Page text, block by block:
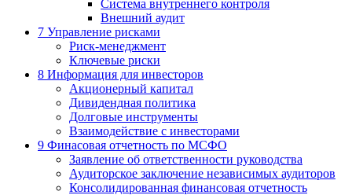
Система внутреннего контроля
Внешний аудит
7 Управление рисками
Риск-менеджмент
Ключевые риски
8 Информация для инвесторов
Акционерный капитал
Дивидендная политика
Долговые инструменты
Взаимодействие с инвеcторами
9 Финасовая отчетность по МСФО
Заявление об ответственности руководства
Аудиторское заключение независимых аудиторов
Консолидированная финансовая отчетность